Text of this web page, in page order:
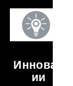
Инновац
ии